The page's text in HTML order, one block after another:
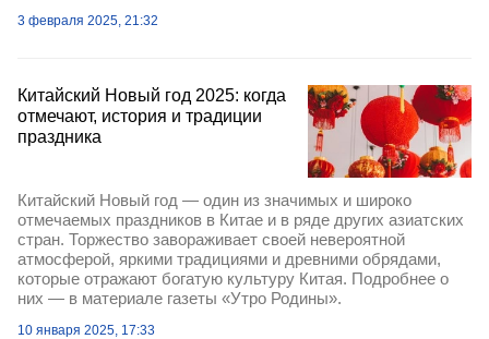
3 февраля 2025, 21:32
Китайский Новый год 2025: когда
отмечают, история и традиции
праздника
Китайский Новый год — один из значимых и широко
отмечаемых праздников в Китае и в ряде других азиатских
стран. Торжество завораживает своей невероятной
атмосферой, яркими традициями и древними обрядами,
которые отражают богатую культуру Китая. Подробнее о
них — в материале газеты «Утро Родины».
10 января 2025, 17:33